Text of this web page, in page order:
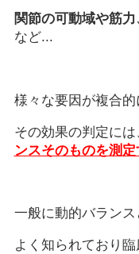
関節の可動域や筋
など...
様々な要因が複合的
その効果の判定には
ンスそのものを測
一般に動的バランス
よく知られており